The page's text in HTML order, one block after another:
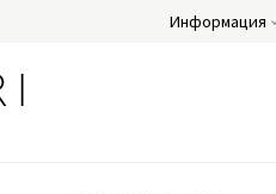
Информация